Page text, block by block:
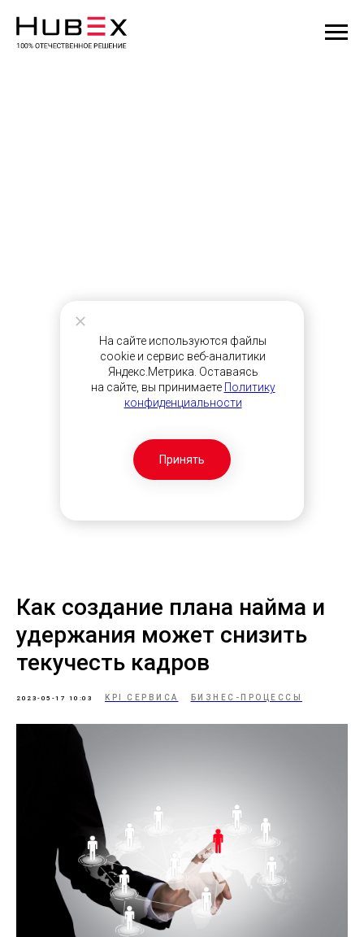
Принять
На сайте используются файлы
cookie и сервис веб-аналитики
Яндекс.Метрика. Оставаясь
на сайте, вы принимаете Политику
конфиденциальности
Как создание плана найма и
удержания может снизить
текучесть кадров
2023-05-17 10:03 KPI СЕРВИСА БИЗНЕС-ПРОЦЕССЫ